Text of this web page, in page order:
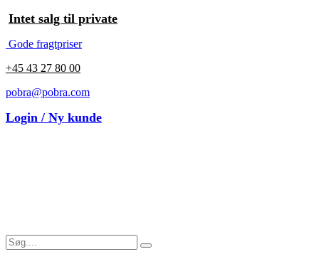
Intet salg til private
Gode fragtpriser
+45 43 27 80 00
pobra@pobra.com
Login / Ny kunde